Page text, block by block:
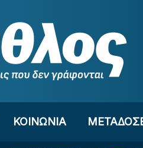
ΚΟΙΝΩΝΙΑ